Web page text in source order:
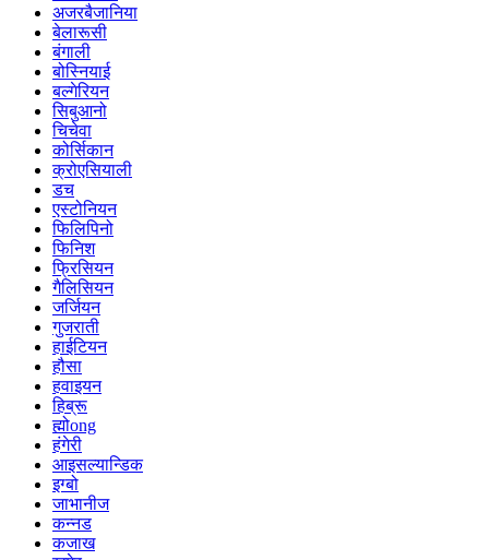
अजरबैजानिया
बेलारूसी
बंगाली
बोस्नियाई
बल्गेरियन
सिबुआनो
चिचेवा
कोर्सिकान
क्रोएसियाली
डच
एस्टोनियन
फिलिपिनो
फिनिश
फ्रिसियन
गैलिसियन
जर्जियन
गुजराती
हाईटियन
हौसा
हवाइयन
हिब्रू
ह्मोong
हंगेरी
आइसल्यान्डिक
इग्बो
जाभानीज
कन्नड
कजाख